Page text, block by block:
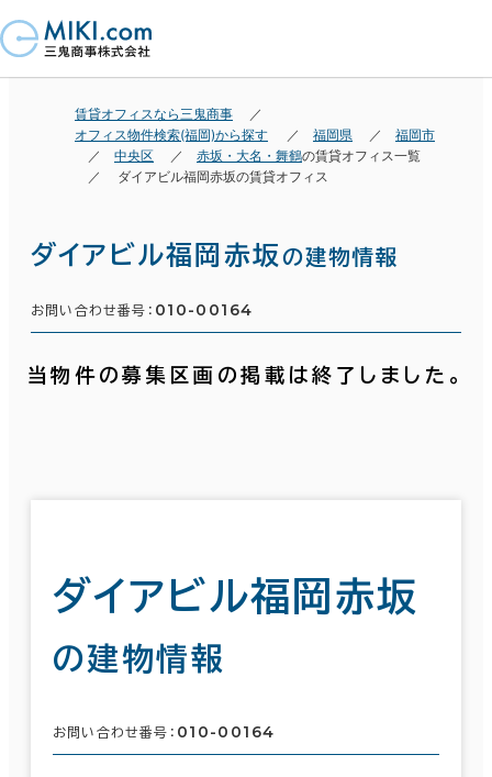
賃貸オフィスなら三鬼商事
オフィス物件検索(福岡)から探す
福岡県
福岡市
中央区
赤坂・大名・舞鶴の賃貸オフィス一覧
ダイアビル福岡赤坂の賃貸オフィス
ダイアビル福岡赤坂 の建物情報
お問い合わせ番号： 010-00164
当物件の募集区画の掲載は終了しました。
ダイアビル福岡赤坂
の建物情報
お問い合わせ番号： 010-00164